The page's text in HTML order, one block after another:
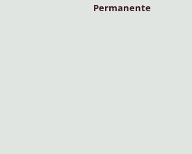
Permanente